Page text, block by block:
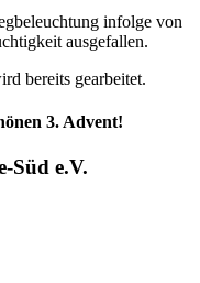
infolge von
ausgefallen.
bereits gearbeitet.
3. Advent!
Süd e.V.